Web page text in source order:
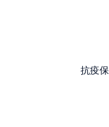
抗疫